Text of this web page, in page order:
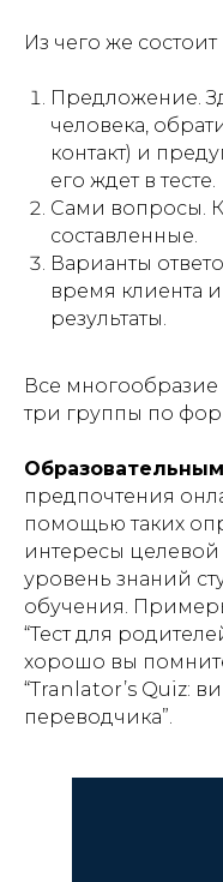
Из чего же состоит
Предложение.
человека,
контакт) и
его ждет в тесте.
Сами вопросы.
составленные.
Варианты
время клиента
результаты.
Все
три группы по
предпочтения
помощью таких
интересы
уровень знаний
обучения.
“Тест для
хорошо вы
“Tranlator’s Quiz:
переводчика”.